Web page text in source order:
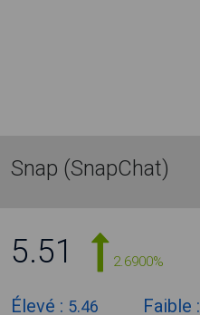
Snap (SnapChat)
5.51 2.6900%
Élevé : 5.46 Faible :